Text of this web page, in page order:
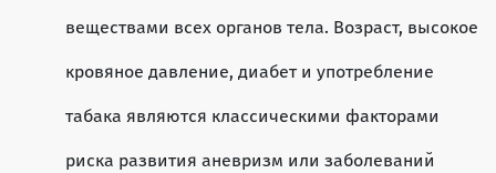
веществами всех органов тела. Возраст, высокое
кровяное давление, диабет и употребление
табака являются классическими факторами
риска развития аневризм или заболеваний